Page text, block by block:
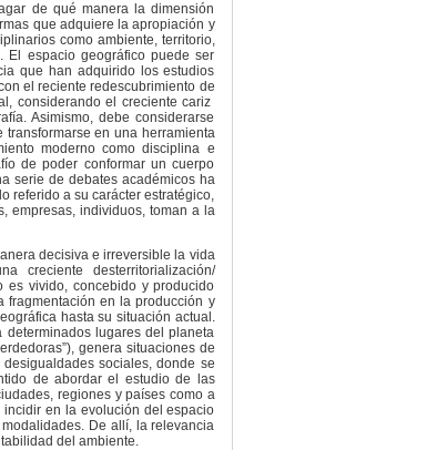
de qué manera la dimensión
que adquiere la apropiación y
como ambiente, territorio,
El espacio geográfico puede ser
que han adquirido los estudios
el reciente redescubrimiento de
considerando el creciente cariz
Asimismo, debe considerarse
en una herramienta
moderno como disciplina e
de poder conformar un cuerpo
serie de debates académicos ha
referido a su carácter estratégico,
empresas, individuos, toman a la
decisiva e irreversible la vida
creciente desterritorialización/
vivido, concebido y producido
fragmentación en la producción y
hasta su situación actual.
lugares del planeta
genera situaciones de
sociales, donde se
de abordar el estudio de las
regiones y países como a
en la evolución del espacio
De allí, la relevancia
del ambiente.